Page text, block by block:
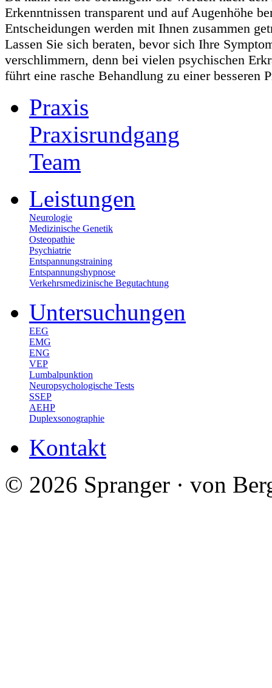
Erkenntnissen transparent und auf Augenhöhe
Entscheidungen werden mit Ihnen zusammen
Lassen Sie sich beraten, bevor sich Ihre
verschlimmern, denn bei vielen psychischen
führt eine rasche Behandlung zu einer besseren
Praxis
Praxisrundgang
Team
Leistungen
Neurologie
Medizinische Genetik
Osteopathie
Psychiatrie
Entspannungstraining
Entspannungshypnose
Verkehrsmedizinische Begutachtung
Untersuchungen
EEG
EMG
ENG
VEP
Lumbalpunktion
Neuropsychologische Tests
SSEP
AEHP
Duplexsonographie
Kontakt
© 2026 Spranger · von